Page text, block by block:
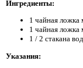
Ингредиенты:
1 чайная ложка
1 чайная ложка
1 / 2 стакана
Указания: